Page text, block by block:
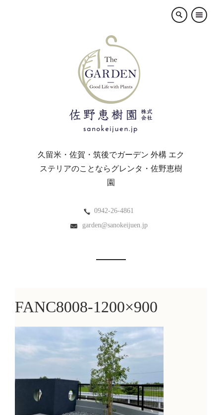
×
久留米・佐賀・筑後でガーデン 外構 エク
ステリアのことならグレンタ・佐野恵樹
園
0942-26-4861
garden@sanokeijuen.jp
FANC8008-1200×900